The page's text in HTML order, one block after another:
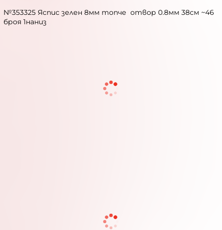
№353325 Яспис зелен 8мм топче отвор 0.8мм 38см ~46
броя 1наниз